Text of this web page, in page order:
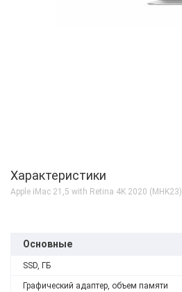
Характеристики
Apple iMac 21,5 with Retina 4K 2020 (MHK23)
Основные
SSD, ГБ
Графический адаптер, объем памяти